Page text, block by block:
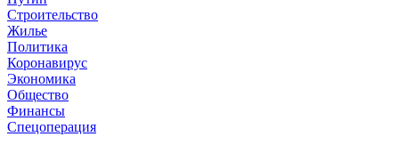
Строительство
Жилье
Политика
Коронавирус
Экономика
Общество
Финансы
Спецоперация